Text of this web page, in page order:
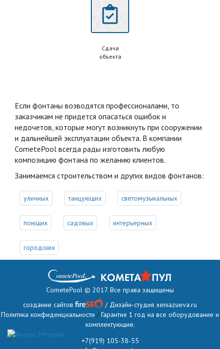
Сдача
объекта
Если фонтаны возводятся профессионалами, то
заказчикам не придется опасаться ошибок и
недочетов, которые могут возникнуть при сооружении
и дальнейшей эксплуатации объекта. В компании
CometePool всегда рады изготовить любую
композицию фонтана по желанию клиентов.
Занимаемся строительством и других видов фонтанов:
уличных танцующих светомузыкальных
поющих садовых интерьерных
городских
CometePool © 2017. Все права защищены
создание сайтов
/ Дизайн-студия xeniazueva.ru
Политика конфиденциальности / Гарантия 1 год на все оборудование и
комплектующие.
+7(919) 105-38-55